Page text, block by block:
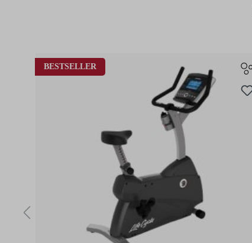
Produktgalerie überspringen
BESTSELLER